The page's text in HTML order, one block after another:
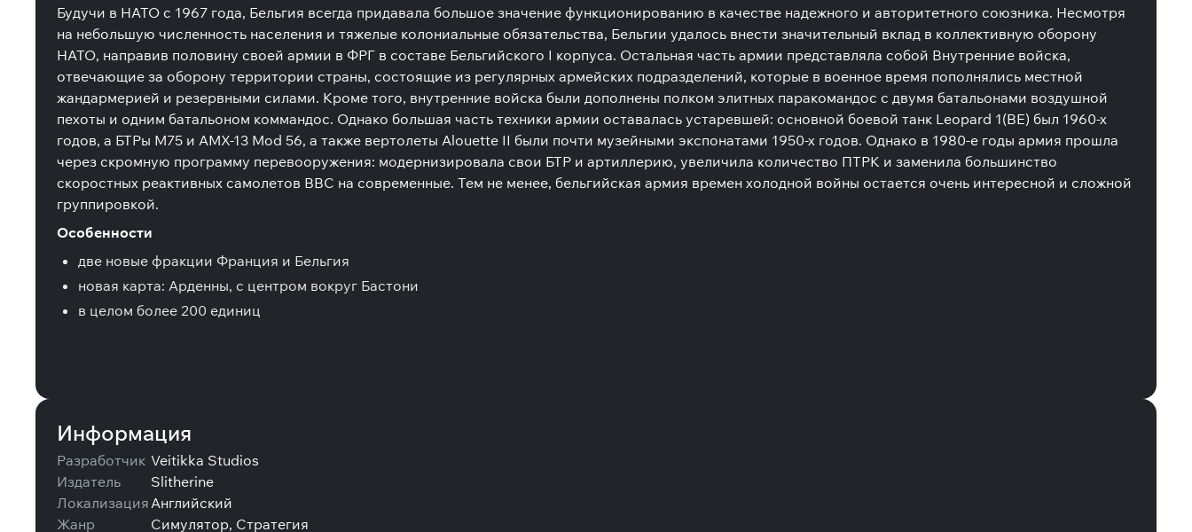
Будучи в НАТО с 1967 года, Бельгия всегда придавала большое значение функционированию в качестве надежного и авторитетного союзника. Несмотря
на небольшую численность населения и тяжелые колониальные обязательства, Бельгии удалось внести значительный вклад в коллективную оборону
НАТО, направив половину своей армии в ФРГ в составе Бельгийского I корпуса. Остальная часть армии представляла собой Внутренние войска,
отвечающие за оборону территории страны, состоящие из регулярных армейских подразделений, которые в военное время пополнялись местной
жандармерией и резервными силами. Кроме того, внутренние войска были дополнены полком элитных паракомандос с двумя батальонами воздушной
пехоты и одним батальоном коммандос. Однако большая часть техники армии оставалась устаревшей: основной боевой танк Leopard 1(BE) был 1960-х
годов, а БТРы M75 и AMX-13 Mod 56, а также вертолеты Alouette II были почти музейными экспонатами 1950-х годов. Однако в 1980-е годы армия прошла
через скромную программу перевооружения: модернизировала свои БТР и артиллерию, увеличила количество ПТРК и заменила большинство
скоростных реактивных самолетов ВВС на современные. Тем не менее, бельгийская армия времен холодной войны остается очень интересной и сложной
группировкой.
Особенности
две новые фракции Франция и Бельгия
новая карта: Арденны, с центром вокруг Бастони
в целом более 200 единиц
Информация
Разработчик Veitikka Studios
Издатель
Slitherine
ЛокализацияАнглийский
Жанр
Симулятор, Стратегия